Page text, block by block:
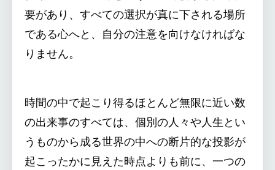
要があり、すべての選択が真に下される場所
である心へと、自分の注意を向けなければな
りません。
時間の中で起こり得るほとんど無限に近い数
の出来事のすべては、個別の人々や人生とい
うものから成る世界の中への断片的な投影が
起こったかに見えた時点よりも前に、一つの